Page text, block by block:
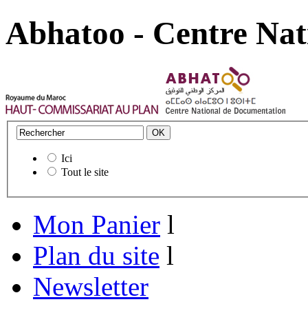
Abhatoo - Centre
Ici
Tout le site
Mon Panier l
Plan du site l
Newsletter